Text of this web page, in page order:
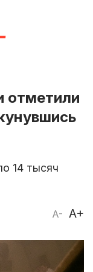
отметили
14 тысяч
A- A+